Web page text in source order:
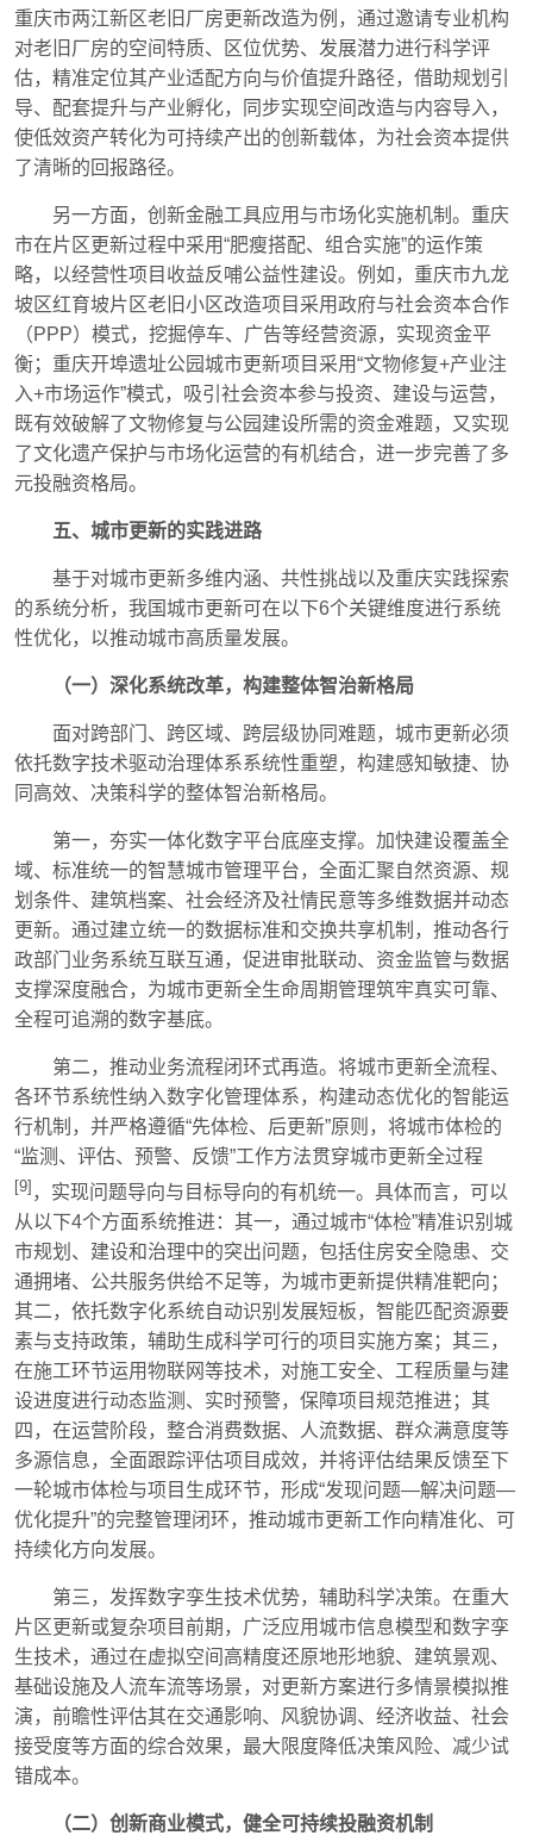
重庆市两江新区老旧厂房更新改造为例，通过邀请专业机构
对老旧厂房的空间特质、区位优势、发展潜力进行科学评
估，精准定位其产业适配方向与价值提升路径，借助规划引
导、配套提升与产业孵化，同步实现空间改造与内容导入，
使低效资产转化为可持续产出的创新载体，为社会资本提供
了清晰的回报路径。
另一方面，创新金融工具应用与市场化实施机制。重庆
市在片区更新过程中采用“肥瘦搭配、组合实施”的运作策
略，以经营性项目收益反哺公益性建设。例如，重庆市九龙
坡区红育坡片区老旧小区改造项目采用政府与社会资本合作
（PPP）模式，挖掘停车、广告等经营资源，实现资金平
衡；重庆开埠遗址公园城市更新项目采用“文物修复+产业注
入+市场运作”模式，吸引社会资本参与投资、建设与运营，
既有效破解了文物修复与公园建设所需的资金难题，又实现
了文化遗产保护与市场化运营的有机结合，进一步完善了多
元投融资格局。
五、城市更新的实践进路
基于对城市更新多维内涵、共性挑战以及重庆实践探索
的系统分析，我国城市更新可在以下6个关键维度进行系统
性优化，以推动城市高质量发展。
（一）深化系统改革，构建整体智治新格局
面对跨部门、跨区域、跨层级协同难题，城市更新必须
依托数字技术驱动治理体系系统性重塑，构建感知敏捷、协
同高效、决策科学的整体智治新格局。
第一，夯实一体化数字平台底座支撑。加快建设覆盖全
域、标准统一的智慧城市管理平台，全面汇聚自然资源、规
划条件、建筑档案、社会经济及社情民意等多维数据并动态
更新。通过建立统一的数据标准和交换共享机制，推动各行
政部门业务系统互联互通，促进审批联动、资金监管与数据
支撑深度融合，为城市更新全生命周期管理筑牢真实可靠、
全程可追溯的数字基底。
第二，推动业务流程闭环式再造。将城市更新全流程、
各环节系统性纳入数字化管理体系，构建动态优化的智能运
行机制，并严格遵循“先体检、后更新”原则，将城市体检的
“监测、评估、预警、反馈”工作方法贯穿城市更新全过程
[9] ，实现问题导向与目标导向的有机统一。具体而言，可以
从以下4个方面系统推进：其一，通过城市“体检”精准识别城
市规划、建设和治理中的突出问题，包括住房安全隐患、交
通拥堵、公共服务供给不足等，为城市更新提供精准靶向；
其二，依托数字化系统自动识别发展短板，智能匹配资源要
素与支持政策，辅助生成科学可行的项目实施方案；其三，
在施工环节运用物联网等技术，对施工安全、工程质量与建
设进度进行动态监测、实时预警，保障项目规范推进；其
四，在运营阶段，整合消费数据、人流数据、群众满意度等
多源信息，全面跟踪评估项目成效，并将评估结果反馈至下
一轮城市体检与项目生成环节，形成“发现问题—解决问题—
优化提升”的完整管理闭环，推动城市更新工作向精准化、可
持续化方向发展。
第三，发挥数字孪生技术优势，辅助科学决策。在重大
片区更新或复杂项目前期，广泛应用城市信息模型和数字孪
生技术，通过在虚拟空间高精度还原地形地貌、建筑景观、
基础设施及人流车流等场景，对更新方案进行多情景模拟推
演，前瞻性评估其在交通影响、风貌协调、经济收益、社会
接受度等方面的综合效果，最大限度降低决策风险、减少试
错成本。
（二）创新商业模式，健全可持续投融资机制